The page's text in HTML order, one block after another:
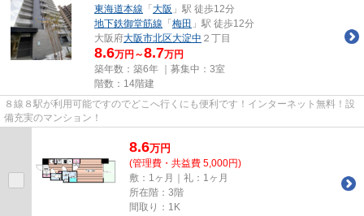
東海道本線 「 大阪 」駅 徒歩12分
地下鉄御堂筋線 「 梅田 」駅 徒歩12分
大阪府大阪市北区大淀中 ２丁目
8.6万円～8.7万円
築年数：築6年 ｜募集中： 3室
階数：14階建
８線８駅が利用可能ですのでどこへ行くにも便利です！インターネット無料！設
備充実のマンション！
8.6万円
(管理費・共益費 5,000円)
敷：1ヶ月｜礼：1ヶ月
所在階：3階
間取り：1K